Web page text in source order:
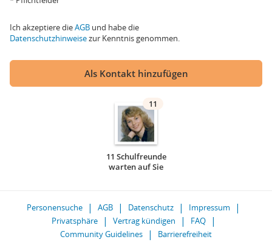
Ich akzeptiere dieAGB und habe die
Datenschutzhinweisezur Kenntnis genommen.
Als Kontakt hinzufügen
11
11 Schulfreunde
warten auf Sie
Personensuche AGB Datenschutz
Impressum
Privatsphäre
Vertrag kündigen
FAQ
Community Guidelines
Barrierefreiheit